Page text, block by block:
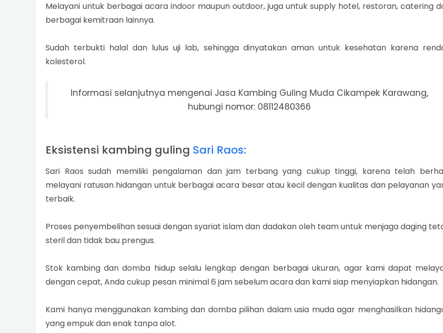
Melayani untuk berbagai acara indoor maupun outdoor, juga untuk supply hotel, restoran, catering
berbagai kemitraan lainnya.
Sudah terbukti halal dan lulus uji lab, sehingga dinyatakan aman untuk kesehatan karena
kolesterol.
Informasi selanjutnya mengenai Jasa Kambing Guling Muda Cikampek Karawang,
hubungi nomor: 08112480366
Eksistensi kambing guling Sari Raos:
Sari Raos sudah memiliki pengalaman dan jam terbang yang cukup tinggi, karena telah
melayani ratusan hidangan untuk berbagai acara besar atau kecil dengan kualitas dan pelayanan
terbaik.
Proses penyembelihan sesuai dengan syariat islam dan dadakan oleh team untuk menjaga daging
steril dan tidak bau prengus.
Stok kambing dan domba hidup selalu lengkap dengan berbagai ukuran, agar kami dapat
dengan cepat, Anda cukup pesan minimal 6 jam sebelum acara dan kami siap menyiapkan hidangan.
Kami hanya menggunakan kambing dan domba pilihan dalam usia muda agar menghasilkan
yang empuk dan enak tanpa alot.